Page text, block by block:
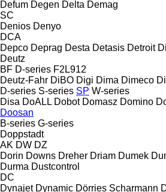
Defum Degen Delta Demag
SC
Denios Denyo
DCA
Depco Deprag Desta Detasis Detroit
Deutz
BF D-series F2L912
Deutz-Fahr DiBO Digi Dima Dimeco
D-series S-series SP W-series
Disa DoALL Dobot Domasz Domino
Doosan
B-series G-series
Doppstadt
AK DW DZ
Dorin Downs Dreher Driam Dumek
Durma Dustcontrol
DC
Dynajet Dynamic Dörries Scharmann